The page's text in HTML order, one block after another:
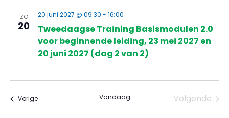
ZO
20
Tweedaagse Training Basismodulen 2.0
voor beginnende leiding, 23 mei 2027 en
20 juni 2027 (dag 2 van 2)
20 juni 2027 @ 09:30 - 16:00
VorigeEvenementen Vandaag Volgende